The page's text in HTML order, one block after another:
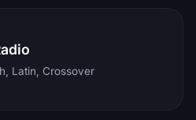
Latin, Crossover